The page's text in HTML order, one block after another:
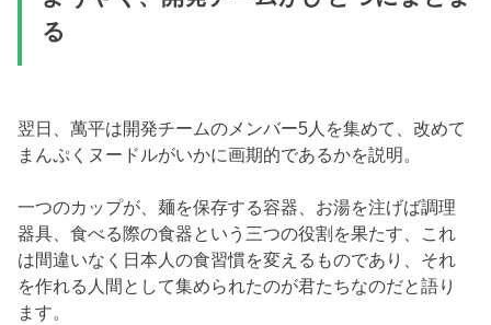
る
翌日、萬平は開発チームのメンバー5人を集めて、改めて
まんぷくヌードルがいかに画期的であるかを説明。
一つのカップが、麺を保存する容器、お湯を注げば調理
器具、食べる際の食器という三つの役割を果たす、これ
は間違いなく日本人の食習慣を変えるものであり、それ
を作れる人間として集められたのが君たちなのだと語り
ます。